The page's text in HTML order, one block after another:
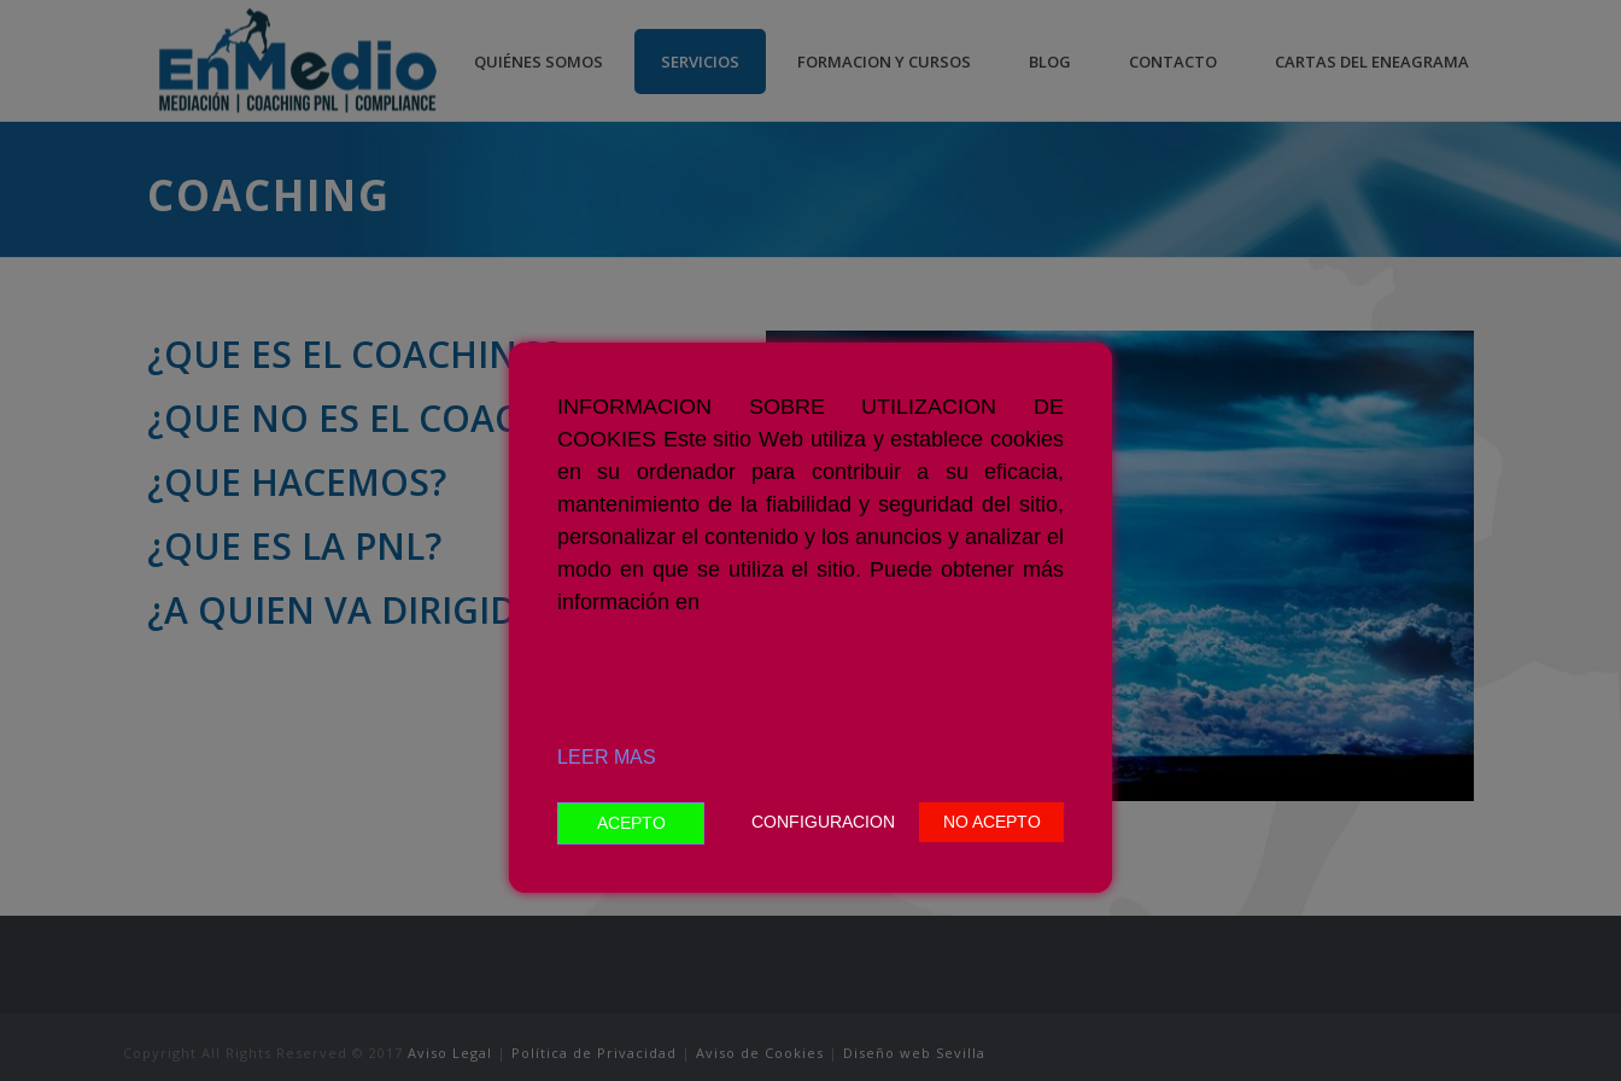
QUIÉNES SOMOS SERVICIOS FORMACION Y CURSOS BLOG CONTACTO CARTAS DEL ENEAGRAMA
COACHING
¿QUE ES EL COACHING?
¿QUE NO ES EL COACHING?
¿QUE HACEMOS?
¿QUE ES LA PNL?
¿A QUIEN VA DIRIGIDO?
Copyright All Rights Reserved © 2017 Aviso Legal | Política de Privacidad | Aviso de Cookies | Diseño web Sevilla
INFORMACION SOBRE UTILIZACION DE
COOKIES Este sitio Web utiliza y establece cookies
en su ordenador para contribuir a su eficacia,
mantenimiento de la fiabilidad y seguridad del sitio,
personalizar el contenido y los anuncios y analizar el
modo en que se utiliza el sitio. Puede obtener más
información en
LEER MAS
ACEPTO NO ACEPTO
CONFIGURACION